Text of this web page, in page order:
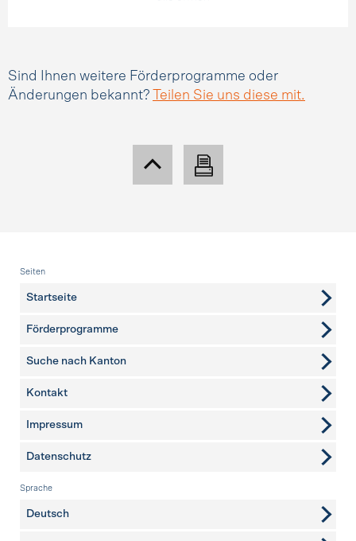
Sind Ihnen weitere Förderprogramme oder
Änderungen bekannt?
Teilen Sie uns diese mit.
Fusszeile
Seiten
Startseite
Förderprogramme
Suche nach Kanton
weitere Seiten
Kontakt
Impressum
Datenschutz
Sprache
Deutsch